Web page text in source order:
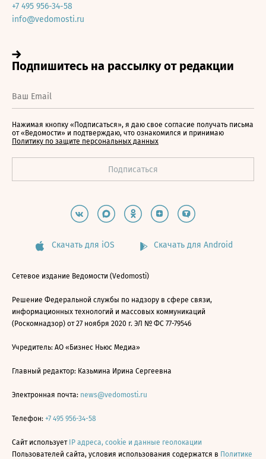
+7 495 956-34-58
info@vedomosti.ru
Нажимая кнопку «Подписаться», я даю свое согласие получать письма
от «Ведомости» и подтверждаю, что ознакомился и принимаю
Политику по защите персональных данных
Скачать для iOS Скачать для Android
Сетевое издание Ведомости (Vedomosti)
Решение Федеральной службы по надзору в сфере связи,
информационных технологий и массовых коммуникаций
(Роскомнадзор) от 27 ноября 2020 г. ЭЛ № ФС 77-79546
Учредитель: АО «Бизнес Ньюс Медиа»
Главный редактор: Казьмина Ирина Сергеевна
Электронная почта: news@vedomosti.ru
Телефон: +7 495 956-34-58
Сайт использует IP адреса, cookie и данные геолокации
Пользователей сайта, условия использования содержатся в Политике